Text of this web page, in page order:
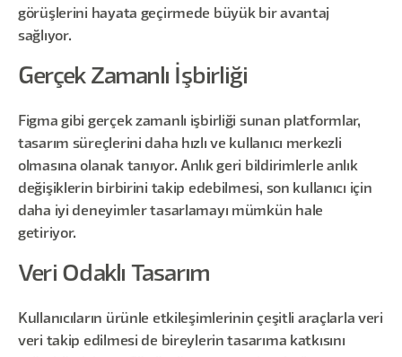
görüşlerini hayata geçirmede büyük bir avantaj
sağlıyor.
Gerçek Zamanlı İşbirliği
Figma gibi gerçek zamanlı işbirliği sunan platformlar,
tasarım süreçlerini daha hızlı ve kullanıcı merkezli
olmasına olanak tanıyor. Anlık geri bildirimlerle anlık
değişiklerin birbirini takip edebilmesi, son kullanıcı için
daha iyi deneyimler tasarlamayı mümkün hale
getiriyor.
Veri Odaklı Tasarım
Kullanıcıların ürünle etkileşimlerinin çeşitli araçlarla veri
veri takip edilmesi de bireylerin tasarıma katkısını